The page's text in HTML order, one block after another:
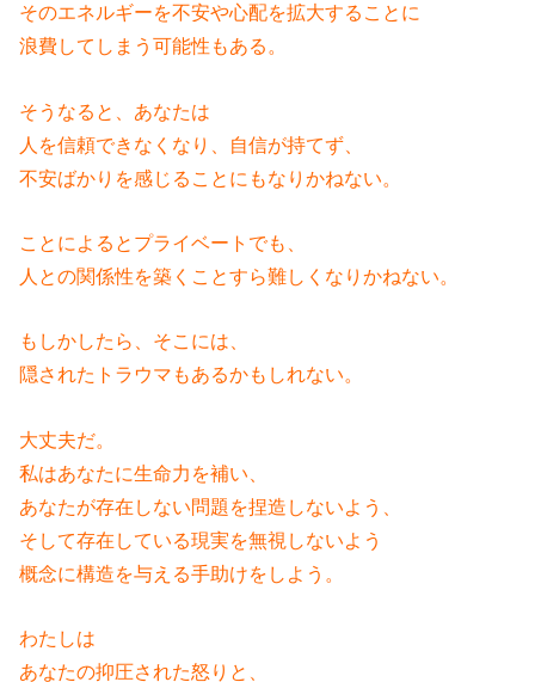
そのエネルギーを不安や心配を拡大することに
浪費してしまう可能性もある。
そうなると、あなたは
人を信頼できなくなり、自信が持てず、
不安ばかりを感じることにもなりかねない。
ことによるとプライベートでも、
人との関係性を築くことすら難しくなりかねない。
もしかしたら、そこには、
隠されたトラウマもあるかもしれない。
大丈夫だ。
私はあなたに生命力を補い、
あなたが存在しない問題を捏造しないよう、
そして存在している現実を無視しないよう
概念に構造を与える手助けをしよう。
わたしは
あなたの抑圧された怒りと、